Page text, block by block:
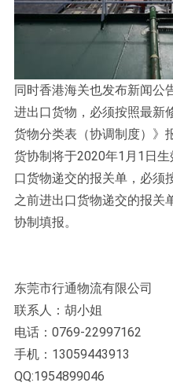
同时香港海关也发布新闻公
进出口货物，必须按照最新
货物分类表（协调制度）》
货协制将于2020年1月1日
口货物递交的报关单，必须
之前进出口货物递交的报关
协制填报。
东莞市行通物流有限公司
联系人：胡小姐
电话：0769-22997162
手机：13059443913
QQ:1954899046